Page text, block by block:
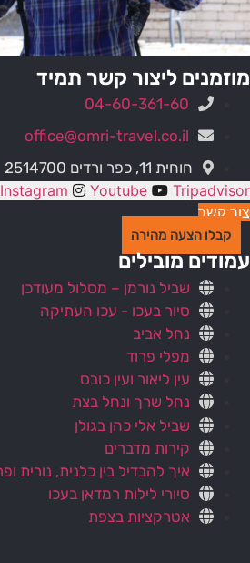
מוזמנים ליצור קשר תמיד
04-60-361-60
office@omri-travel.co.il
חוחית 11, כפר ורדים 2514700
Instagram Youtube
Tripadvisor
צור קשר
קבלו הצעה מהירה
עמודים מובילים
שביל נורמן – מסלול מעודכן
סיור בעכו - עכו העתיקה
נחל אביב
מפלי פרוד
עין ליאור ועין כובס
נחל שרך ונחל בצת
שביל אלי כהן בגולן
קירות מדברים
איך להבדיל בין כלנית, נורית
סיורי לילות רמדאן בעכו
אטרקציות בצפת